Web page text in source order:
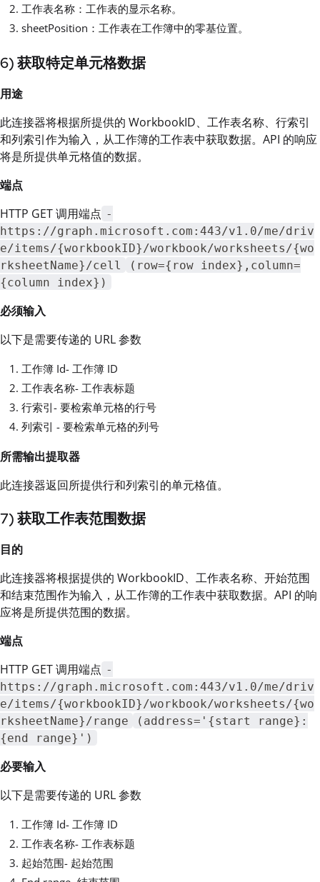
工作表名称：工作表的显示名称。
sheetPosition：工作表在工作簿中的零基位置。
6) 获取特定单元格数据
用途
此连接器将根据所提供的 WorkbookID、工作表名称、行索引
和列索引作为输入，从工作簿的工作表中获取数据。API 的响应
将是所提供单元格值的数据。
端点
HTTP GET 调用端点 -
https://graph.microsoft.com:443/v1.0/me/driv
e/items/{workbookID}/workbook/worksheets/{wo
rksheetName}/cell
(row={row index},column=
{column index})
必须输入
以下是需要传递的 URL 参数
工作簿 Id- 工作簿 ID
工作表名称- 工作表标题
行索引- 要检索单元格的行号
列索引 - 要检索单元格的列号
所需输出提取器
此连接器返回所提供行和列索引的单元格值。
7) 获取工作表范围数据
目的
此连接器将根据提供的 WorkbookID、工作表名称、开始范围
和结束范围作为输入，从工作簿的工作表中获取数据。API 的响
应将是所提供范围的数据。
端点
HTTP GET 调用端点 -
https://graph.microsoft.com:443/v1.0/me/driv
e/items/{workbookID}/workbook/worksheets/{wo
rksheetName}/range
(address='{start range}:
{end range}')
必要输入
以下是需要传递的 URL 参数
工作簿 Id- 工作簿 ID
工作表名称- 工作表标题
起始范围- 起始范围